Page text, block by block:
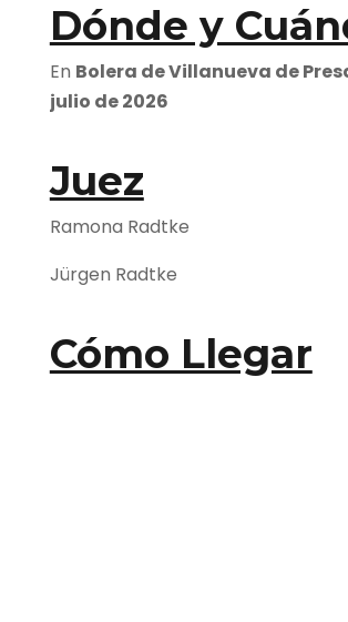
Dónde y
En Bolera de Villanueva de
julio de 2026
Juez
Ramona Radtke
Jürgen Radtke
Cómo Llegar